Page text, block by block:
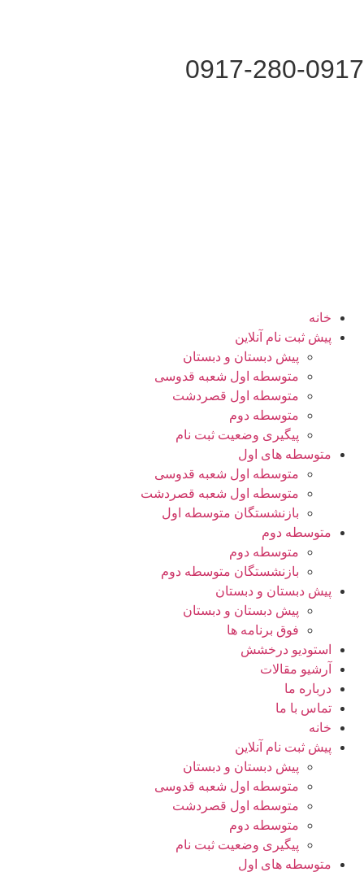
0917-280-
خانه
پیش ثبت نام آنلاین
پیش دبستان و دبستان
متوسطه اول شعبه قدوسی
متوسطه اول قصردشت
متوسطه دوم
پیگیری وضعیت ثبت نام
متوسطه های اول
متوسطه اول شعبه قدوسی
متوسطه اول شعبه قصردشت
بازنشستگان متوسطه اول
متوسطه دوم
متوسطه دوم
بازنشستگان متوسطه دوم
پیش دبستان و دبستان
پیش دبستان و دبستان
فوق برنامه ها
استودیو درخشش
آرشیو مقالات
درباره ما
تماس با ما
خانه
پیش ثبت نام آنلاین
پیش دبستان و دبستان
متوسطه اول شعبه قدوسی
متوسطه اول قصردشت
متوسطه دوم
پیگیری وضعیت ثبت نام
متوسطه های اول